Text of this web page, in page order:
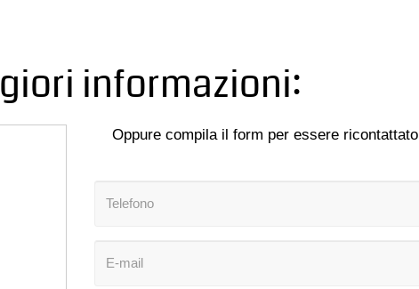
informazioni:
Oppure compila il form per essere ricontattato